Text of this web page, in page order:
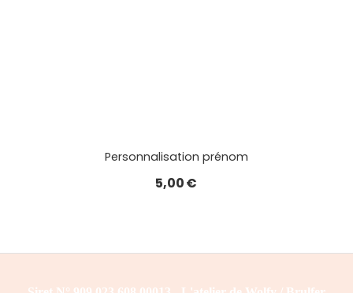
Personnalisation prénom
5,00€